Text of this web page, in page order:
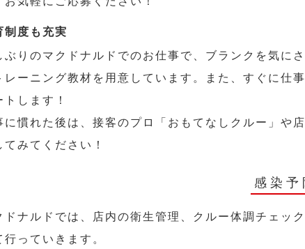
制度も充実
ぶりのマクドナルドでのお仕事で、ブランクを気に
レーニング教材を用意しています。また、すぐに仕
トします！
に慣れた後は、接客のプロ「おもてなしクルー」や
てみてください！
感染予
ドナルドでは、店内の衛生管理、クルー体調チェッ
行っていきます。